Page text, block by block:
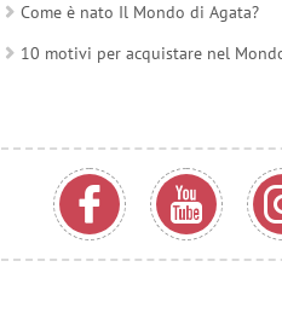
Come è nato Il Mondo di Agata?
10 motivi per acquistare nel